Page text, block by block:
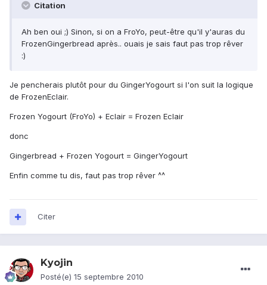
Citation
Ah ben oui ;) Sinon, si on a FroYo, peut-être qu'il y'auras du
FrozenGingerbread après.. ouais je sais faut pas trop rêver
:)
Je pencherais plutôt pour du GingerYogourt si l'on suit la logique
de FrozenEclair.
Frozen Yogourt (FroYo) + Eclair = Frozen Eclair
donc
Gingerbread + Frozen Yogourt = GingerYogourt
Enfin comme tu dis, faut pas trop rêver ^^
Citer
Kyojin
Posté(e) 15 septembre 2010